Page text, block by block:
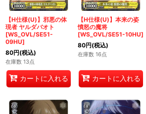
【H仕様(U)】邪悪の体
現者 ヤルダバオト
[WS_OVL/SE51-
09HU]
80円(税込)
在庫数 13点
カートに入れる
【H仕様(U)】本来の姿
憤怒の魔将
[WS_OVL/SE51-10HU]
80円(税込)
在庫数 16点
カートに入れる